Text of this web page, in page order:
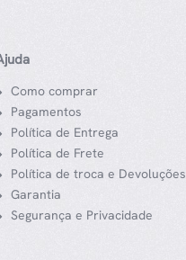
Como comprar
Pagamentos
Política de Entrega
Política de Frete
Política de troca e Devoluções
Garantia
Segurança e Privacidade